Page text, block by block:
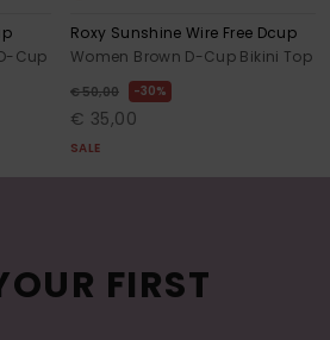
Cup
Roxy Sunshine Wire Free Dcup
Women Brown D-Cup Bikini Top
€ 50,00 30%
€ 35,00
SALE
FIRST